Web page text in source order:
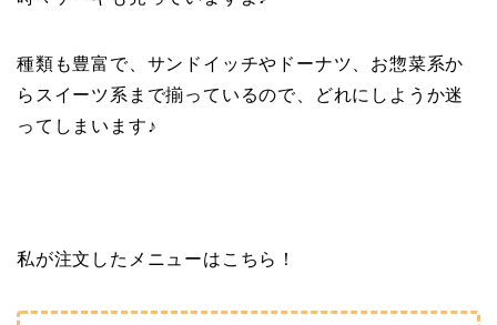
種類も豊富で、サンドイッチやドーナツ、お惣菜系か
らスイーツ系まで揃っているので、どれにしようか迷
ってしまいます♪
私が注文したメニューはこちら！